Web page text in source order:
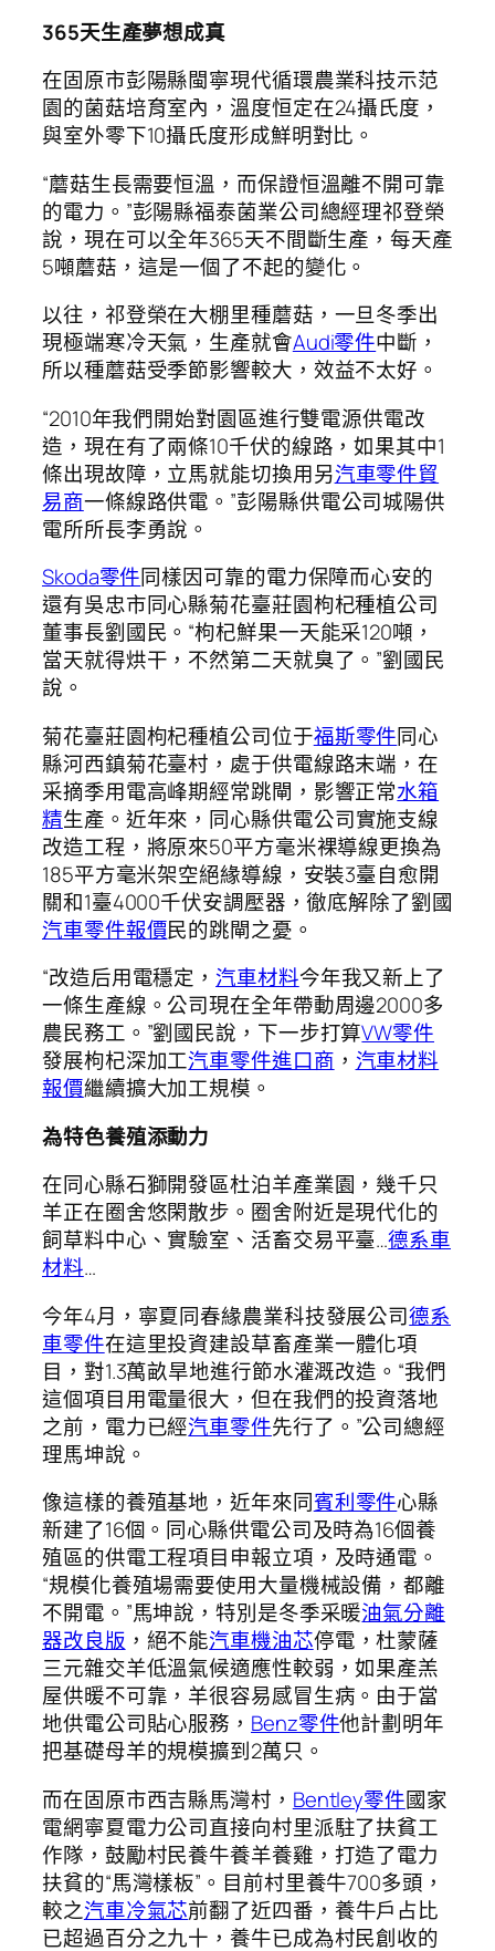
365天生產夢想成真
在固原市彭陽縣閩寧現代循環農業科技示范
園的菌菇培育室內，溫度恒定在24攝氏度，
與室外零下10攝氏度形成鮮明對比。
“蘑菇生長需要恒溫，而保證恒溫離不開可靠
的電力。”彭陽縣福泰菌業公司總經理祁登榮
說，現在可以全年365天不間斷生產，每天產
5噸蘑菇，這是一個了不起的變化。
以往，祁登榮在大棚里種蘑菇，一旦冬季出
現極端寒冷天氣，生產就會Audi零件中斷，
所以種蘑菇受季節影響較大，效益不太好。
“2010年我們開始對園區進行雙電源供電改
造，現在有了兩條10千伏的線路，如果其中1
條出現故障，立馬就能切換用另汽車零件貿
易商一條線路供電。”彭陽縣供電公司城陽供
電所所長李勇說。
Skoda零件同樣因可靠的電力保障而心安的
還有吳忠市同心縣菊花臺莊園枸杞種植公司
董事長劉國民。“枸杞鮮果一天能采120噸，
當天就得烘干，不然第二天就臭了。”劉國民
說。
菊花臺莊園枸杞種植公司位于福斯零件同心
縣河西鎮菊花臺村，處于供電線路末端，在
采摘季用電高峰期經常跳閘，影響正常水箱
精生產。近年來，同心縣供電公司實施支線
改造工程，將原來50平方毫米裸導線更換為
185平方毫米架空絕緣導線，安裝3臺自愈開
關和1臺4000千伏安調壓器，徹底解除了劉國
汽車零件報價民的跳閘之憂。
“改造后用電穩定，汽車材料今年我又新上了
一條生產線。公司現在全年帶動周邊2000多
農民務工。”劉國民說，下一步打算VW零件
發展枸杞深加工汽車零件進口商 ， 汽車材料
報價繼續擴大加工規模。
為特色養殖添動力
在同心縣石獅開發區杜泊羊產業園，幾千只
羊正在圈舍悠閑散步。圈舍附近是現代化的
飼草料中心、實驗室、活畜交易平臺…德系車
材料…
今年4月，寧夏同春緣農業科技發展公司德系
車零件在這里投資建設草畜產業一體化項
目，對1.3萬畝旱地進行節水灌溉改造。“我們
這個項目用電量很大，但在我們的投資落地
之前，電力已經汽車零件先行了。”公司總經
理馬坤說。
像這樣的養殖基地，近年來同賓利零件心縣
新建了16個。同心縣供電公司及時為16個養
殖區的供電工程項目申報立項，及時通電。
“規模化養殖場需要使用大量機械設備，都離
不開電。”馬坤說，特別是冬季采暖油氣分離
器改良版 ，絕不能汽車機油芯停電，杜蒙薩
三元雜交羊低溫氣候適應性較弱，如果產羔
屋供暖不可靠，羊很容易感冒生病。由于當
地供電公司貼心服務， Benz零件他計劃明年
把基礎母羊的規模擴到2萬只。
而在固原市西吉縣馬灣村， Bentley零件國家
電網寧夏電力公司直接向村里派駐了扶貧工
作隊，鼓勵村民養牛養羊養雞，打造了電力
扶貧的“馬灣樣板”。目前村里養牛700多頭，
較之汽車冷氣芯前翻了近四番，養牛戶占比
已超過百分之九十，養牛已成為村民創收的